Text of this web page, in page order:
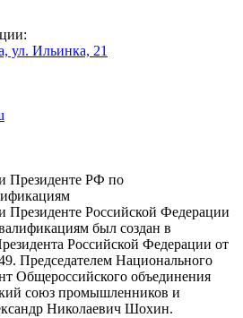
ул. Ильинка, 21
Президенте РФ по
Президенте Российской Федерации
был создан в
Российской Федерации от
Председателем Национального
Общероссийского объединения
союз промышленников и
Николаевич Шохин.